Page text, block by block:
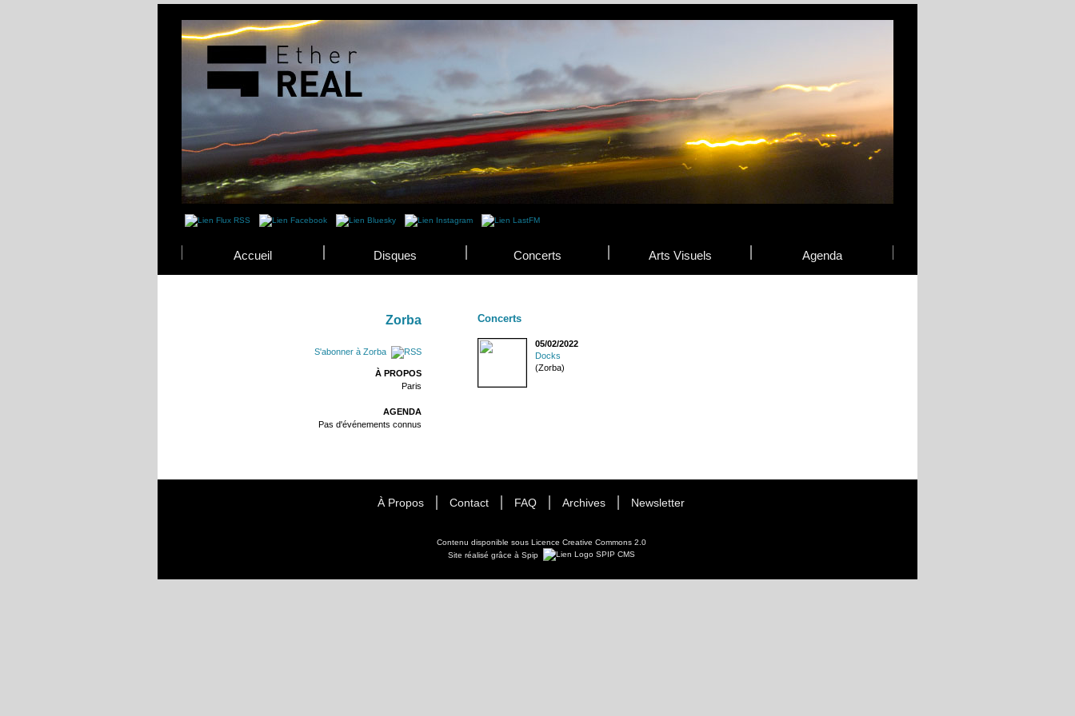
Accueil Disques Concerts Arts Visuels Agenda
Zorba
S'abonner à Zorba
À PROPOS
Paris
AGENDA
Pas d'événements connus
Concerts
05/02/2022
Docks
(Zorba)
À Propos Contact FAQ Archives Newsletter
Contenu disponible sous Licence Creative Commons 2.0
Site réalisé grâce à Spip